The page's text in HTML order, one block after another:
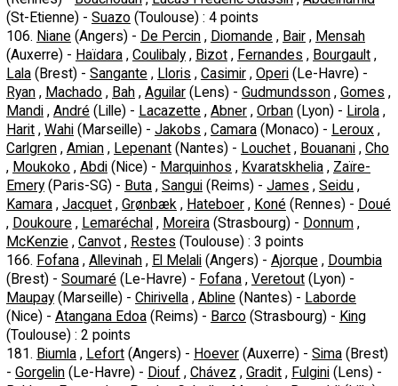
(St-Etienne) - Suazo (Toulouse) : 4 points
106. Niane (Angers) - De Percin , Diomande , Bair , Mensah
(Auxerre) - Haïdara , Coulibaly , Bizot , Fernandes , Bourgault ,
Lala (Brest) - Sangante , Lloris , Casimir , Operi (Le-Havre) -
Ryan , Machado , Bah , Aguilar (Lens) - Gudmundsson , Gomes ,
Mandi , André (Lille) - Lacazette , Abner , Orban (Lyon) - Lirola ,
Harit , Wahi (Marseille) - Jakobs , Camara (Monaco) - Leroux ,
Carlgren , Amian , Lepenant (Nantes) - Louchet , Bouanani , Cho
, Moukoko , Abdi (Nice) - Marquinhos , Kvaratskhelia , Zaïre-
Emery (Paris-SG) - Buta , Sangui (Reims) - James , Seidu ,
Kamara , Jacquet , Grønbæk , Hateboer , Koné (Rennes) - Doué
, Doukoure , Lemaréchal , Moreira (Strasbourg) - Donnum ,
McKenzie , Canvot , Restes (Toulouse) : 3 points
166. Fofana , Allevinah , El Melali (Angers) - Ajorque , Doumbia
(Brest) - Soumaré (Le-Havre) - Fofana , Veretout (Lyon) -
Maupay (Marseille) - Chirivella , Abline (Nantes) - Laborde
(Nice) - Atangana Edoa (Reims) - Barco (Strasbourg) - King
(Toulouse) : 2 points
181. Biumla , Lefort (Angers) - Hoever (Auxerre) - Sima (Brest)
- Gorgelin (Le-Havre) - Diouf , Chávez , Gradit , Fulgini (Lens) -